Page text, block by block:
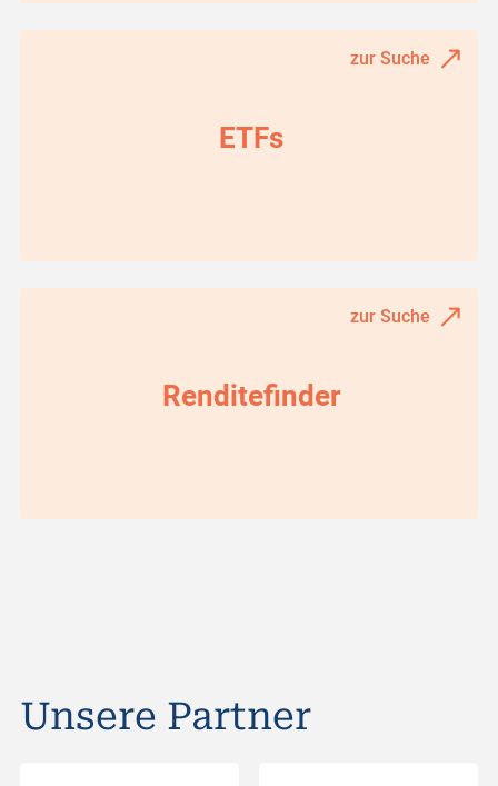
zur Suche
ETFs
zur Suche
Renditefinder
Unsere Partner